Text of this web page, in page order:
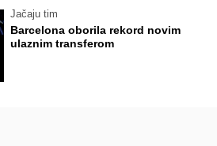
Jačaju tim
Barcelona oborila rekord novim
ulaznim transferom